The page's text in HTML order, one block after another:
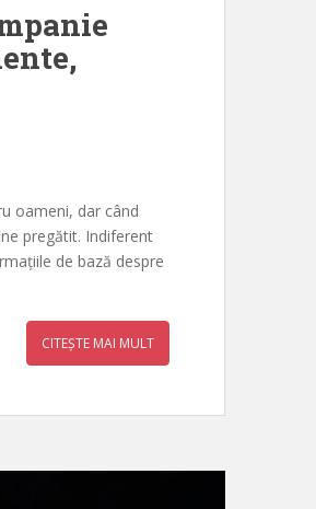
oameni, dar când
pregătit. Indiferent
de bază despre
CITEȘTE MAI MULT